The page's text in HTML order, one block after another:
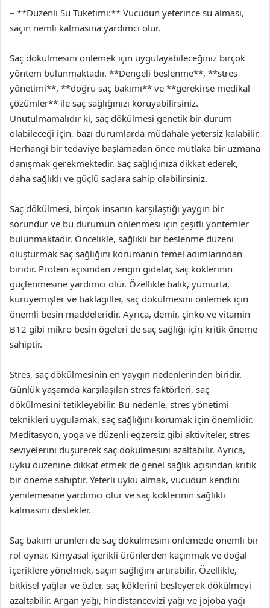
– **Düzenli Su Tüketimi:** Vücudun yeterince su alması,
saçın nemli kalmasına yardımcı olur.
Saç dökülmesini önlemek için uygulayabileceğiniz birçok
yöntem bulunmaktadır. **Dengeli beslenme**, **stres
yönetimi**, **doğru saç bakımı** ve **gerekirse medikal
çözümler** ile saç sağlığınızı koruyabilirsiniz.
Unutulmamalıdır ki, saç dökülmesi genetik bir durum
olabileceği için, bazı durumlarda müdahale yetersiz kalabilir.
Herhangi bir tedaviye başlamadan önce mutlaka bir uzmana
danışmak gerekmektedir. Saç sağlığınıza dikkat ederek,
daha sağlıklı ve güçlü saçlara sahip olabilirsiniz.
Saç dökülmesi, birçok insanın karşılaştığı yaygın bir
sorundur ve bu durumun önlenmesi için çeşitli yöntemler
bulunmaktadır. Öncelikle, sağlıklı bir beslenme düzeni
oluşturmak saç sağlığını korumanın temel adımlarından
biridir. Protein açısından zengin gıdalar, saç köklerinin
güçlenmesine yardımcı olur. Özellikle balık, yumurta,
kuruyemişler ve baklagiller, saç dökülmesini önlemek için
önemli besin maddeleridir. Ayrıca, demir, çinko ve vitamin
B12 gibi mikro besin ögeleri de saç sağlığı için kritik öneme
sahiptir.
Stres, saç dökülmesinin en yaygın nedenlerinden biridir.
Günlük yaşamda karşılaşılan stres faktörleri, saç
dökülmesini tetikleyebilir. Bu nedenle, stres yönetimi
teknikleri uygulamak, saç sağlığını korumak için önemlidir.
Meditasyon, yoga ve düzenli egzersiz gibi aktiviteler, stres
seviyelerini düşürerek saç dökülmesini azaltabilir. Ayrıca,
uyku düzenine dikkat etmek de genel sağlık açısından kritik
bir öneme sahiptir. Yeterli uyku almak, vücudun kendini
yenilemesine yardımcı olur ve saç köklerinin sağlıklı
kalmasını destekler.
Saç bakım ürünleri de saç dökülmesini önlemede önemli bir
rol oynar. Kimyasal içerikli ürünlerden kaçınmak ve doğal
içeriklere yönelmek, saçın sağlığını artırabilir. Özellikle,
bitkisel yağlar ve özler, saç köklerini besleyerek dökülmeyi
azaltabilir. Argan yağı, hindistancevizi yağı ve jojoba yağı